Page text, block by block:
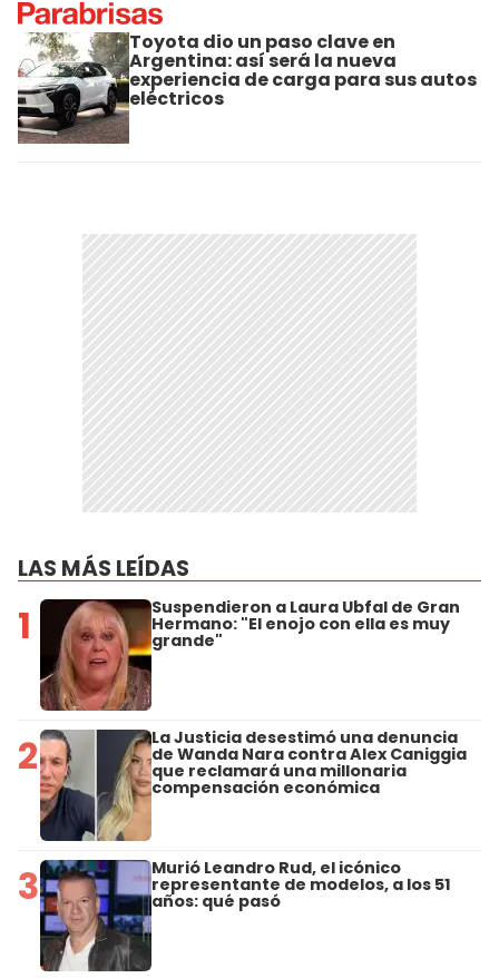
Toyota dio un paso clave en
Argentina: así será la nueva
experiencia de carga para sus autos
eléctricos
LAS MÁS LEÍDAS
1 Suspendieron a Laura Ubfal de Gran
Hermano: "El enojo con ella es muy
grande"
2 La Justicia desestimó una denuncia
de Wanda Nara contra Alex Caniggia
que reclamará una millonaria
compensación económica
3 Murió Leandro Rud, el icónico
representante de modelos, a los 51
años: qué pasó